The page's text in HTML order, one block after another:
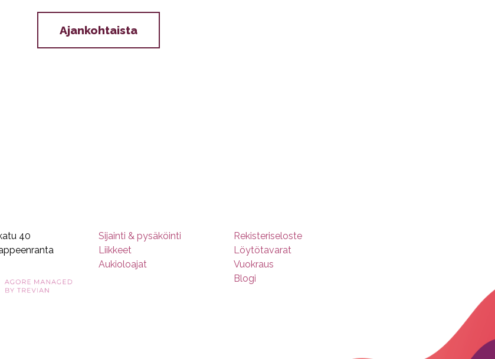
Ajankohtaista
40
Sijainti & pysäköinti
Liikkeet
Aukioloajat
Rekisteriseloste
Löytötavarat
Vuokraus
Blogi